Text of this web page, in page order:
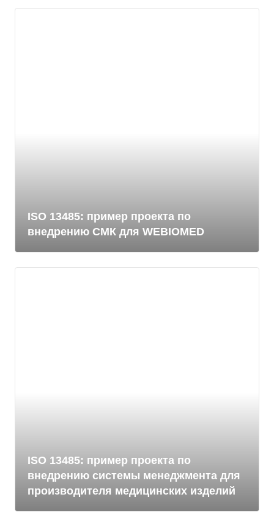
ISO 13485: пример проекта по
внедрению СМК для WEBIOMED
ISO 13485: пример проекта по
внедрению системы менеджмента для
производителя медицинских изделий